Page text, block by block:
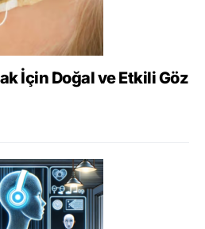
İçin Doğal ve Etkili Göz